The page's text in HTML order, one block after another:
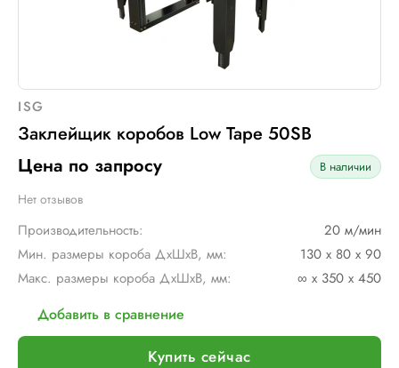
ISG
Заклейщик коробов Low Tape 50SB
Цена по запросу
В наличии
Нет отзывов
Производительность:
20 м/мин
Мин. размеры короба ДхШхВ, мм:
130 х 80 х 90
Макс. размеры короба ДхШхВ, мм:
∞ х 350 х 450
Добавить в сравнение
Купить сейчас